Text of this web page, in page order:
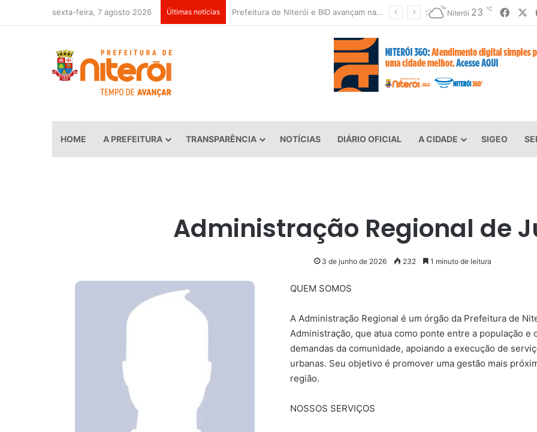
sexta-feira, 7 agosto 2026 Últimas notícias Prefeitura de Niterói e BID avançam na implementação do Programa Vida Nova no Morro Niterói 23 ℃
HOME A PREFEITURA TRANSPARÊNCIA NOTÍCIAS DIÁRIO OFICIAL A CIDADE SIGEO
Administração Regional de
3 de junho de 2026 232 1 minuto de leitura
QUEM SOMOS
A Administração Regional é um órgão da Prefeitura de
Administração, que atua como ponte entre a população
demandas da comunidade, apoiando a execução de
urbanas. Seu objetivo é promover uma gestão mais
região.
NOSSOS SERVIÇOS